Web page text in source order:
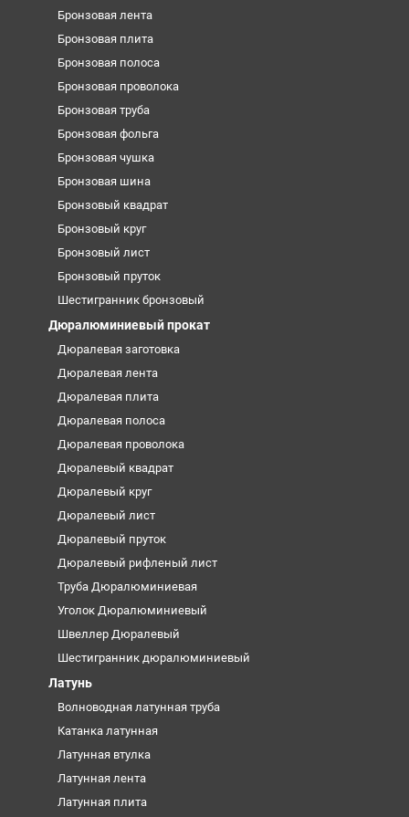
Бронзовая лента
Бронзовая плита
Бронзовая полоса
Бронзовая проволока
Бронзовая труба
Бронзовая фольга
Бронзовая чушка
Бронзовая шина
Бронзовый квадрат
Бронзовый круг
Бронзовый лист
Бронзовый пруток
Шестигранник бронзовый
Дюралюминиевый прокат
Дюралевая заготовка
Дюралевая лента
Дюралевая плита
Дюралевая полоса
Дюралевая проволока
Дюралевый квадрат
Дюралевый круг
Дюралевый лист
Дюралевый пруток
Дюралевый рифленый лист
Труба Дюралюминиевая
Уголок Дюралюминиевый
Швеллер Дюралевый
Шестигранник дюралюминиевый
Латунь
Волноводная латунная труба
Катанка латунная
Латунная втулка
Латунная лента
Латунная плита